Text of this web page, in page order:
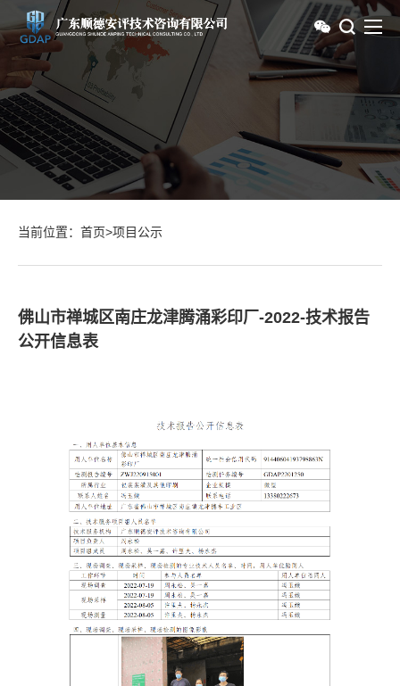
当前位置： 首页>项目公示
佛山市禅城区南庄龙津腾涌彩印厂-2022-技术报告
公开信息表